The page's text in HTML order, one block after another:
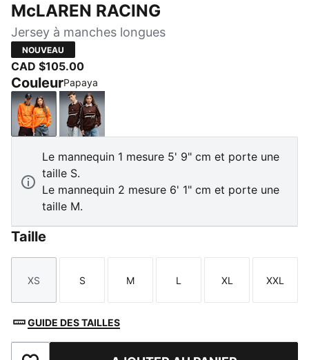
McLAREN RACING
Jersey à manches longues
NOUVEAU
CAD $105.00
CouleurPapaya
Papaya Chocolate Fondue
Le mannequin 1 mesure 5' 9" cm et porte une
taille S.
Le mannequin 2 mesure 6' 1" cm et porte une
taille M.
Taille
Taille
XS
Taille
S
Taille
M
Taille
L
Taille
XL
Taille
XXL
GUIDE DES TAILLES